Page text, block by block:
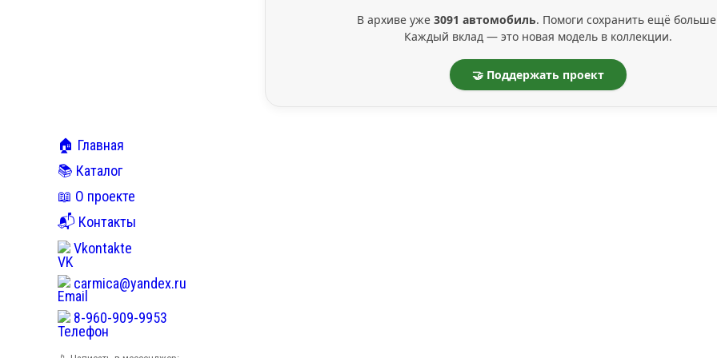
В архиве уже 3091 автомобиль. Помоги сохранить ещё
Каждый вклад — это новая модель в коллекции.
🤝 Поддержать проект
🏠 Главная
📚 Каталог
📖 О проекте
📬 Контакты
Vkontakte
carmica@yandex.ru
8-960-909-9953